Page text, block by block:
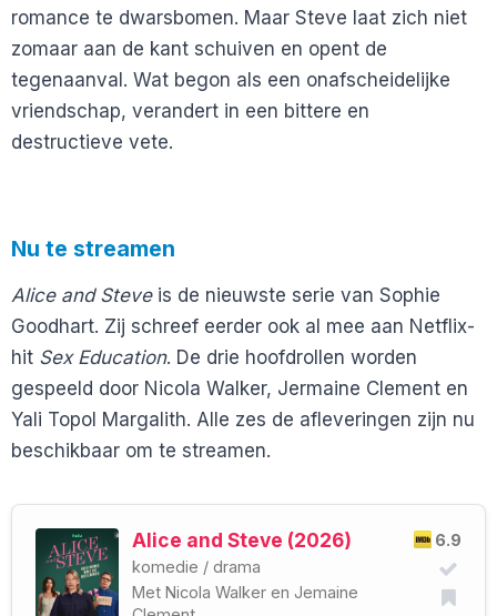
romance te dwarsbomen. Maar Steve laat zich niet
zomaar aan de kant schuiven en opent de
tegenaanval. Wat begon als een onafscheidelijke
vriendschap, verandert in een bittere en
destructieve vete.
Nu te streamen
Alice and Steveis de nieuwste serie van Sophie
Goodhart. Zij schreef eerder ook al mee aan Netflix-
hit Sex Education. De drie hoofdrollen worden
gespeeld door Nicola Walker, Jermaine Clement en
Yali Topol Margalith. Alle zes de afleveringen zijn nu
beschikbaar om te streamen.
6.9
Alice and Steve (2026)
komedie / drama
Met Nicola Walker en Jemaine